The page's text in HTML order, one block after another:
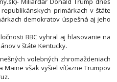
primárkach v štáte
demokratov úspešná aj jeho
BBC vyhral aj hlasovanie na
v štáte Kentucky.
volebných zhromaždeniach
Maine však vyšiel víťazne Trumpov